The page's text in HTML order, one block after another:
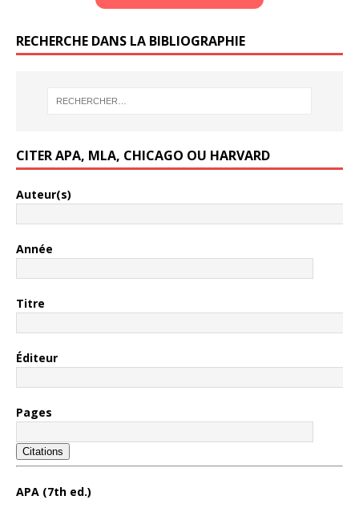
RECHERCHE DANS LA BIBLIOGRAPHIE
CITER APA, MLA, CHICAGO OU HARVARD
Auteur(s)
Année
Titre
Éditeur
Pages
Citations
APA (7th ed.)